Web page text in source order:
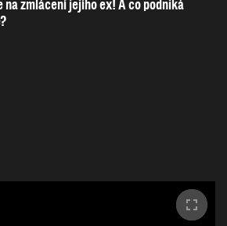
na zmlácení jejího ex! A co podniká